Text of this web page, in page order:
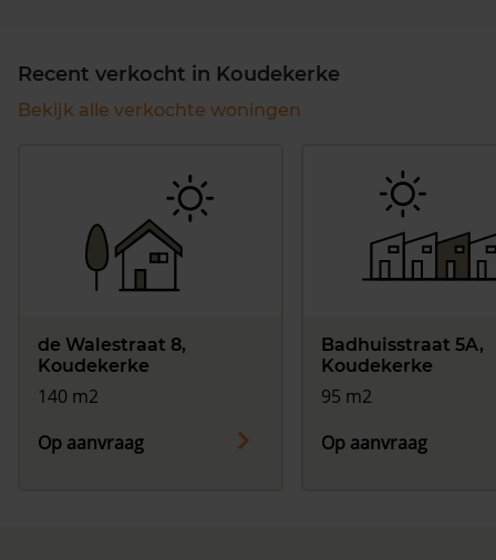
Recent verkocht in Koudekerke
Bekijk alle verkochte woningen
de Walestraat 8,
Koudekerke
140 m2
Op aanvraag
Badhuisstraat 5A,
Koudekerke
95 m2
Op aanvraag